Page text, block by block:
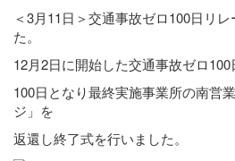
＜3月11日＞交通事故ゼロ100日リ
た。
12月2日に開始した交通事故ゼロ
100日となり最終実施事業所の南営
ジ」を
返還し終了式を行いました。